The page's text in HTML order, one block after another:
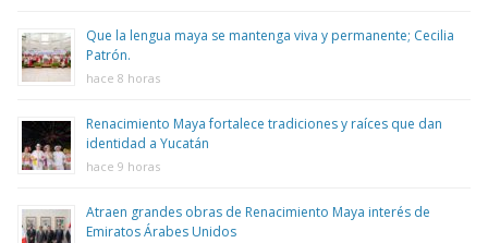
Que la lengua maya se mantenga viva y permanente; Cecilia
Patrón.
hace 8 horas
Renacimiento Maya fortalece tradiciones y raíces que dan
identidad a Yucatán
hace 9 horas
Atraen grandes obras de Renacimiento Maya interés de
Emiratos Árabes Unidos